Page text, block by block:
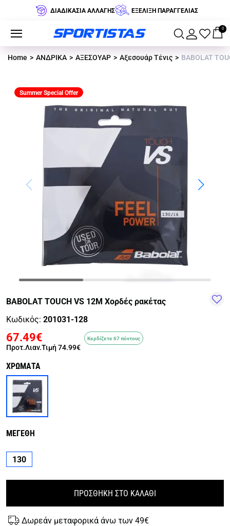
ΔΙΑΔΙΚΑΣΙΑ ΑΛΛΑΓΗΣ ΕΞΕΛΙΞΗ ΠΑΡΑΓΓΕΛΙΑΣ
0
WALKINGTRAINING-WATER
Home ΑΝΔΡΙΚΑ ΑΞΕΣΟΥΑΡ Αξεσουάρ Τένις BABOLAT
Summer Special Offer
BABOLAT TOUCH VS 12M Χορδές ρακέτας
Κωδικός: 201031-128
67.49€
Προτ.Λιαν.Τιμή 74.99€
Κερδίζετε 67 πόντους
ΧΡΩΜΑΤΑ
ΜΕΓΕΘΗ
130
ΠΡΟΣΘΗΚΗ ΣΤΟ ΚΑΛΑΘΙ
Δωρεάν μεταφορικά άνω των 49€